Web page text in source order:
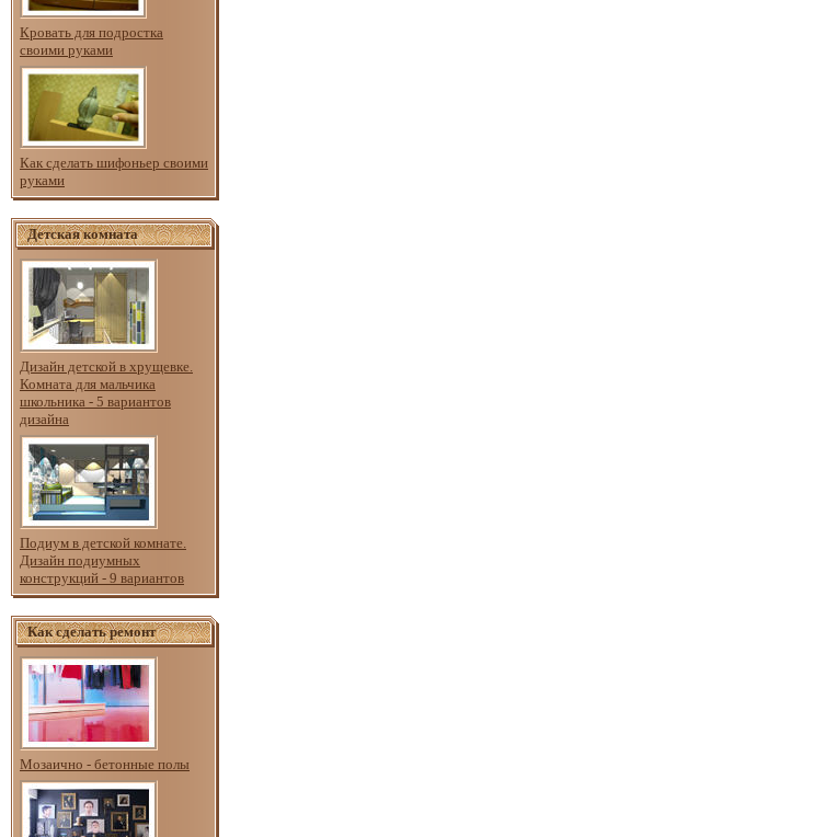
Кровать для подростка
своими руками
Как сделать шифоньер своими
руками
Детская комната
Дизайн детской в хрущевке.
Комната для мальчика
школьника - 5 вариантов
дизайна
Подиум в детской комнате.
Дизайн подиумных
конструкций - 9 вариантов
Как сделать ремонт
Мозаично - бетонные полы